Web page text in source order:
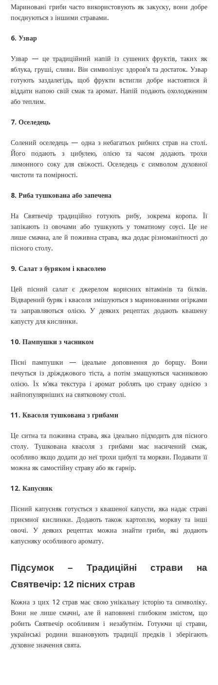
Мариновані гриби часто використовують як закуску, вони добре
поєднуються з іншими стравами.
6. Узвар
Узвар — це традиційний напій із сушених фруктів, таких як
яблука, груші, сливи. Він символізує здоров’я та достаток. Узвар
готують заздалегідь, щоб фрукти встигли добре настоятися й
віддати напою свій смак та аромат. Напій подають охолодженим
або теплим.
7. Оселедець
Солений оселедець — одна з небагатьох рибних страв на столі.
Його подають з цибулею, олією та часом додають трохи
лимонного соку для свіжості. Оселедець є символом духовної
чистоти та помірності.
8. Риба тушкована або запечена
На Святвечір традиційно готують рибу, зокрема коропа. Її
запікають із овочами або тушкують у томатному соусі. Це не
лише смачна, але й поживна страва, яка додає різноманітності до
пісного столу.
9. Салат з буряком і квасолею
Цей пісний салат є джерелом корисних вітамінів та білків.
Відварений буряк і квасоля змішуються з маринованими огірками
та заправляються олією. У деяких рецептах додають квашену
капусту для кислинки.
10. Пампушки з часником
Пісні пампушки — ідеальне доповнення до борщу. Вони
печуться із дріжджового тіста, а потім змащуються часниковою
олією. Їх м’яка текстура і аромат роблять цю страву однією з
найпопулярніших на святковому столі.
11. Квасоля тушкована з грибами
Це ситна та поживна страва, яка ідеально підходить для пісного
столу. Тушкована квасоля з грибами має насичений смак,
особливо якщо додати до неї трохи цибулі та моркви. Подавати її
можна як самостійну страву або як гарнір.
12. Капусняк
Пісний капусняк готується з квашеної капусти, яка надає страві
приємної кислинки. Додають також картоплю, моркву та інші
овочі. У деяких рецептах можна знайти гриби, які додають
капусняку особливого аромату.
Підсумок – Традиційні страви на
Святвечір: 12 пісних страв
Кожна з цих 12 страв має свою унікальну історію та символіку.
Вони не лише смачні, але й наповнені глибоким змістом, що
робить Святвечір особливим і незабутнім. Готуючи ці страви,
українські родини вшановують традиції предків і зберігають
духовне значення свята.